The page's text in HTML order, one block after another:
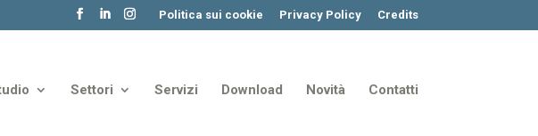
Politica sui cookie Privacy Policy Credits
Settori Servizi Download Novità Contatti